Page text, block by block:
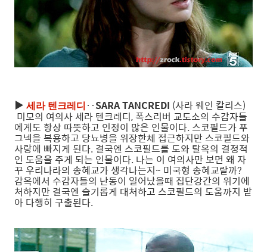
▶ 세라 텐크레디 ‥SARA TANCREDI (사라 웨인 칼리스)
미모의 여의사 세라 텐크레디, 폭스리버 교도소의 수감자들
에게도 항상 따뜻하고 인정이 많은 인물이다. 스코필드가 푸
그넥을 복용하고 당뇨병을 위장한체 접근하지만 스코필드와
사랑에 빠지게 된다. 결국엔 스코필드를 도와 탈옥의 결정적
인 도움을 주게 되는 인물이다. 나는 이 여의사만 보면 왜 자
꾸 우리나라의 송혜교가 생각나는지~ 미국형 송혜교랄까?
감옥에서 수감자들의 난동이 일어났을때 집단강간의 위기에
처하지만 결국엔 슬기롭게 대처하고 스코필드의 도움까지 받
아 다행히 구출된다.